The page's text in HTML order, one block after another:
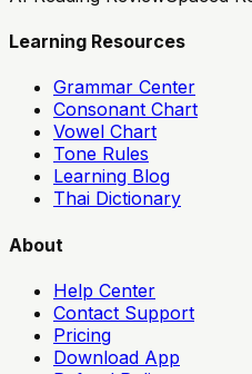
Learning Resources
Grammar Center
Consonant Chart
Vowel Chart
Tone Rules
Learning Blog
Thai Dictionary
About
Help Center
Contact Support
Pricing
Download App